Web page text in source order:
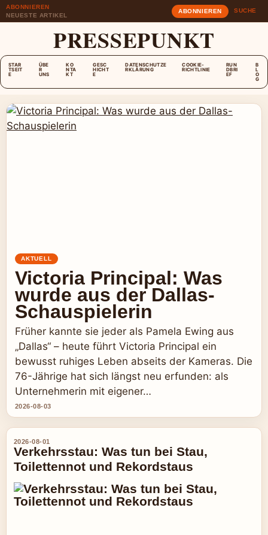
ABONNIEREN
NEUESTE ARTIKEL
ABONNIEREN SUCHE
PRESSEPUNKT
STAR
TSEIT
E
ÜBE
R
UNS
KO
NTA
KT
GESC
HICHT
E
DATENSCHUTZE
RKLÄRUNG
COOKIE-
RICHTLINIE
RUN
DBRI
EF
B
L
O
G
AKTUELL
Victoria Principal: Was
wurde aus der Dallas-
Schauspielerin
Früher kannte sie jeder als Pamela Ewing aus
„Dallas“ – heute führt Victoria Principal ein
bewusst ruhiges Leben abseits der Kameras. Die
76-Jährige hat sich längst neu erfunden: als
Unternehmerin mit eigener…
2026-08-03
2026-08-01
Verkehrsstau: Was tun bei Stau,
Toilettennot und Rekordstaus